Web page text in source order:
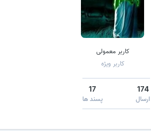
کاربر معمولی
کاربر ویژه
174
ارسال
17
پسند ها